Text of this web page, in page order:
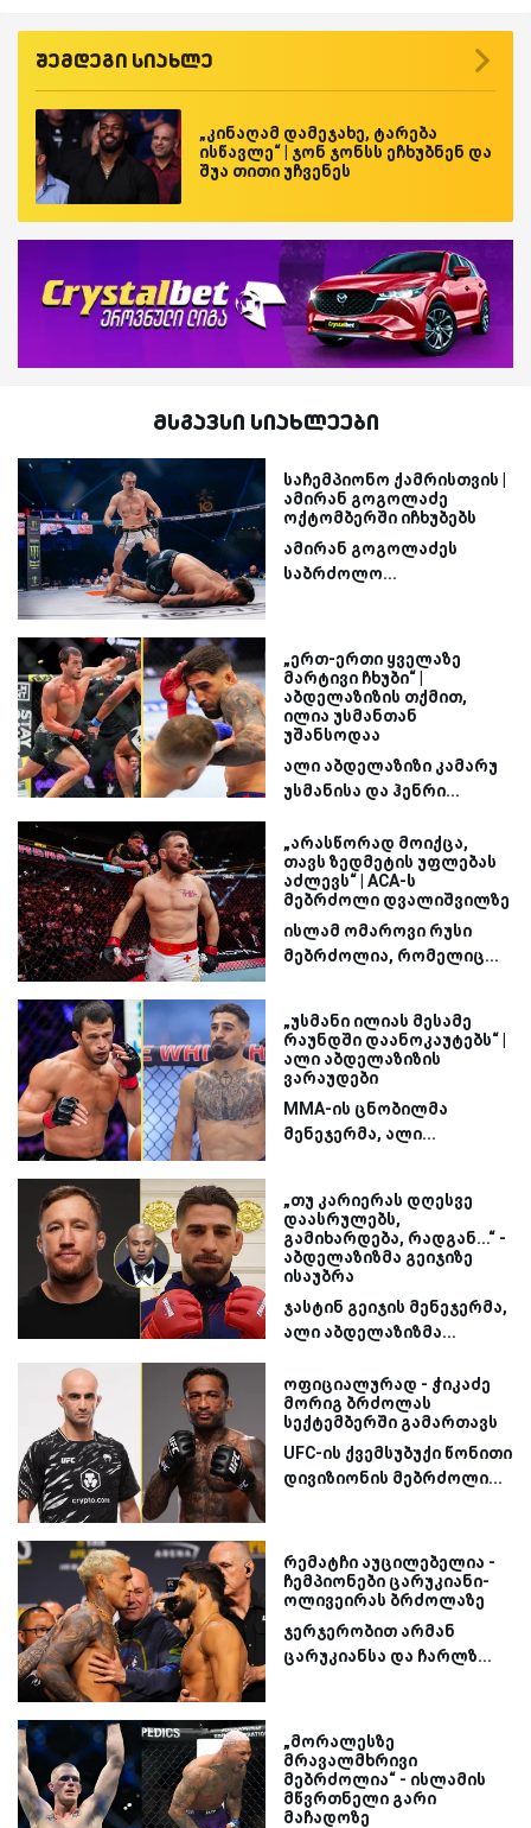
შემდეგი სიახლე
„კინაღამ დამეჯახე, ტარება
ისწავლე“ | ჯონ ჯონსს ეჩხუბნენ და
შუა თითი უჩვენეს
მსგავსი სიახლეები
საჩემპიონო ქამრისთვის |
ამირან გოგოლაძე
ოქტომბერში იჩხუბებს
ამირან გოგოლაძეს
საბრძოლო...
„ერთ-ერთი ყველაზე
მარტივი ჩხუბი“ |
აბდელაზიზის თქმით,
ილია უსმანთან
უშანსოდაა
ალი აბდელაზიზი კამარუ
უსმანისა და ჰენრი...
„არასწორად მოიქცა,
თავს ზედმეტის უფლებას
აძლევს“ | ACA-ს
მებრძოლი დვალიშვილზე
ისლამ ომაროვი რუსი
მებრძოლია, რომელიც...
„უსმანი ილიას მესამე
რაუნდში დაანოკაუტებს“ |
ალი აბდელაზიზის
ვარაუდები
MMA-ის ცნობილმა
მენეჯერმა, ალი...
„თუ კარიერას დღესვე
დაასრულებს,
გამიხარდება, რადგან...“ -
აბდელაზიზმა გეიჯიზე
ისაუბრა
ჯასტინ გეიჯის მენეჯერმა,
ალი აბდელაზიზმა...
ოფიციალურად - ჭიკაძე
მორიგ ბრძოლას
სექტემბერში გამართავს
UFC-ის ქვემსუბუქი წონითი
დივიზიონის მებრძოლი...
რემატჩი აუცილებელია -
ჩემპიონები ცარუკიანი-
ოლივეირას ბრძოლაზე
ჯერჯერობით არმან
ცარუკიანსა და ჩარლზ...
„მორალესზე
მრავალმხრივი
მებრძოლია“ - ისლამის
მწვრთნელი გარი
მაჩადოზე